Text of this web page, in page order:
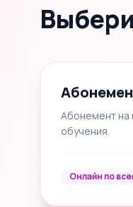
Абонемент на
обучения.
Онлайн по